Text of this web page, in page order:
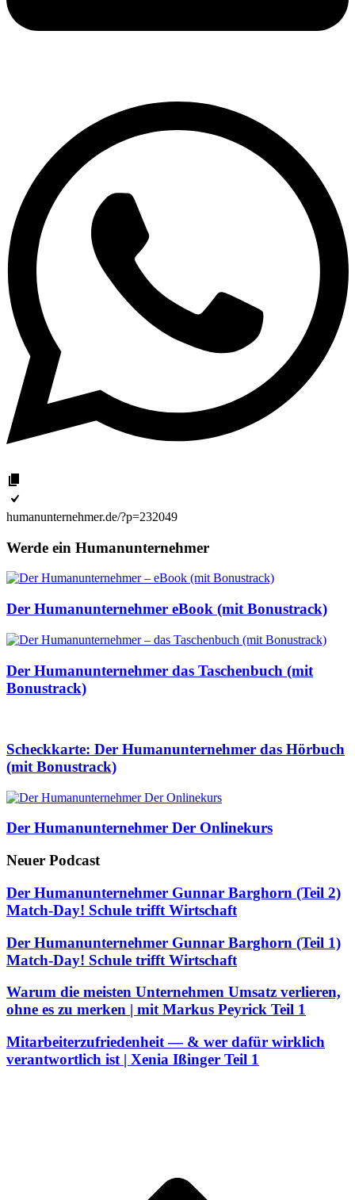
humanunternehmer.de/?p=232049
Werde ein Humanunternehmer
Der Humanunternehmer eBook (mit Bonustrack)
Der Humanunternehmer das Taschenbuch (mit
Bonustrack)
Scheckkarte: Der Humanunternehmer das Hörbuch
(mit Bonustrack)
Der Humanunternehmer Der Onlinekurs
Neuer Podcast
Der Humanunternehmer Gunnar Barghorn (Teil 2)
Match-Day! Schule trifft Wirtschaft
Der Humanunternehmer Gunnar Barghorn (Teil 1)
Match-Day! Schule trifft Wirtschaft
Warum die meisten Unternehmen Umsatz verlieren,
ohne es zu merken | mit Markus Peyrick Teil 1
Mitarbeiterzufriedenheit — & wer dafür wirklich
verantwortlich ist | Xenia Ißinger Teil 1